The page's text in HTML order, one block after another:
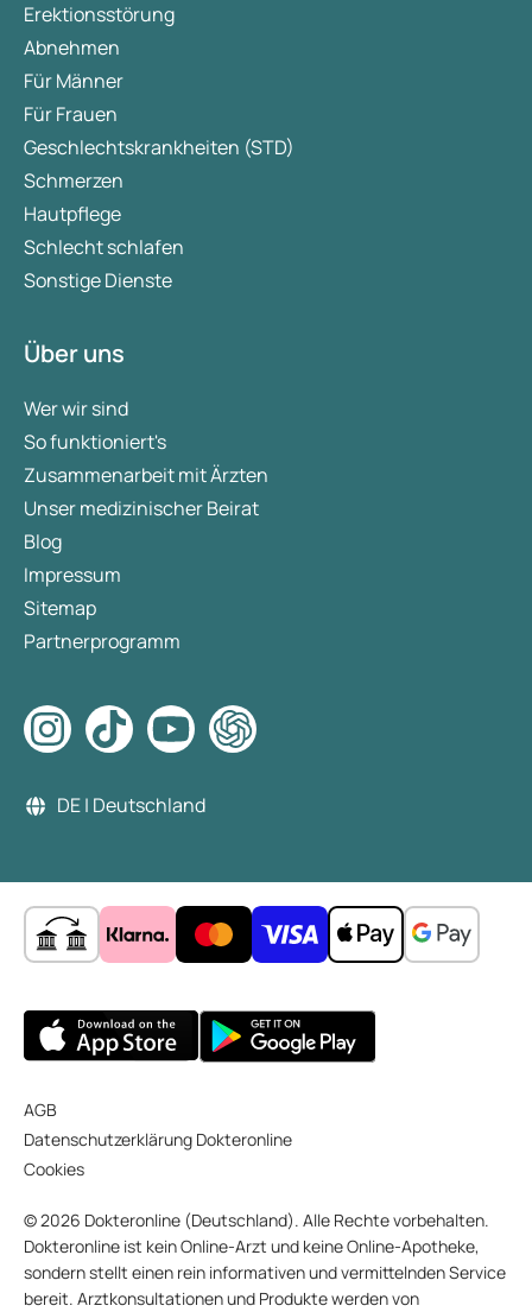
Erektionsstörung
Abnehmen
Für Männer
Für Frauen
Geschlechtskrankheiten (STD)
Schmerzen
Hautpflege
Schlecht schlafen
Sonstige Dienste
Über uns
Wer wir sind
So funktioniert's
Zusammenarbeit mit Ärzten
Unser medizinischer Beirat
Blog
Impressum
Sitemap
Partnerprogramm
DE | Deutschland
AGB
Datenschutzerklärung Dokteronline
Cookies
© 2026 Dokteronline (Deutschland). Alle Rechte vorbehalten.
Dokteronline ist kein Online-Arzt und keine Online-Apotheke,
sondern stellt einen rein informativen und vermittelnden Service
bereit. Arztkonsultationen und Produkte werden von